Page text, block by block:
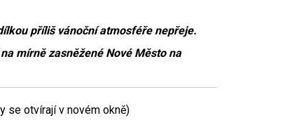
příliš vánoční atmosféře nepřeje.
mírně zasněžené Nové Město na
se otvírají v novém okně)